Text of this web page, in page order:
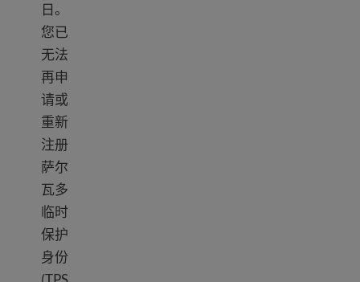
日。
您已
无法
再申
请或
重新
注册
萨尔
瓦多
临时
保护
身份